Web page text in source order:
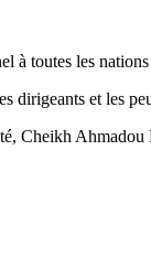
toutes les
dirigeants et les
Cheikh